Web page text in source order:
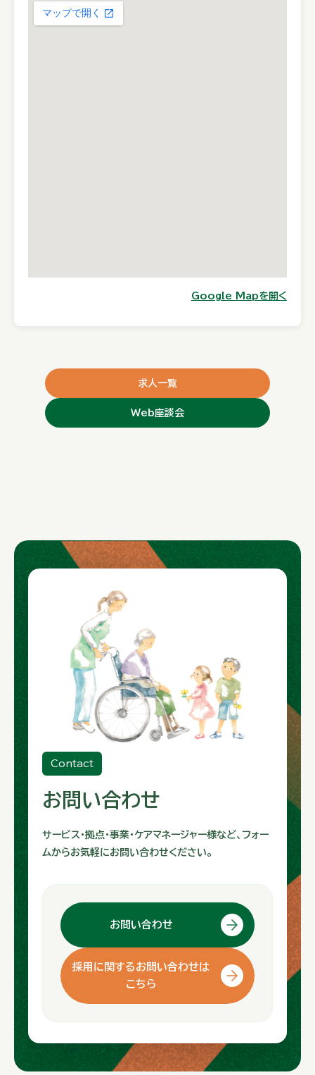
Google Mapを開く
求人一覧
Web座談会
Contact
お問い合わせ
サービス・拠点・事業・ケアマネージャー様など、フォー
ムからお気軽にお問い合わせください。
お問い合わせ
採用に関するお問い合わせは
こちら